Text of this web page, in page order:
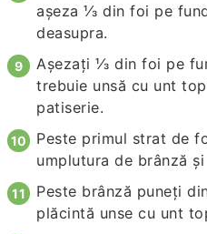
așeza ⅓ din foi pe
deasupra.
Așezați ⅓ din foi pe
trebuie unsă cu unt
patiserie.
Peste primul strat de
umplutura de brânză și
Peste brânză puneți
plăcintă unse cu unt